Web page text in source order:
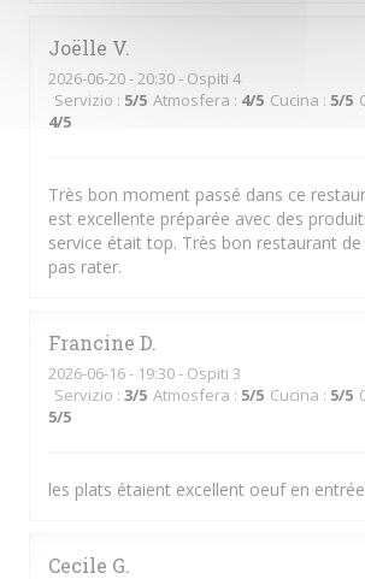
Joëlle V
2026-06-20- 20:30 - Ospiti 4
Servizio : 5/5 Atmosfera : 4/5 Cucina : 5/5
4/5
Très bon moment passé dans ce
est excellente préparée avec des
service était top. Très bon restaurant
pas rater.
Francine D
2026-06-16- 19:30 - Ospiti 3
Servizio : 3/5 Atmosfera : 5/5 Cucina : 5/5
5/5
les plats étaient excellent oeuf en
Cecile G